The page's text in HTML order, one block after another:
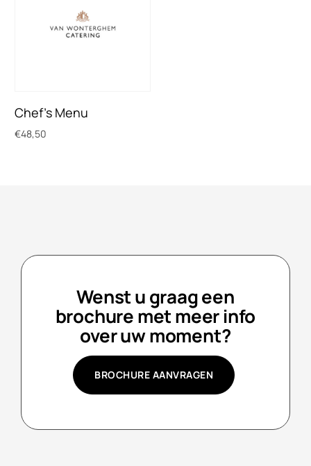
Chef’s Menu
€48,50
Wenst u graag een
brochure met meer info
over uw moment?
BROCHURE AANVRAGEN